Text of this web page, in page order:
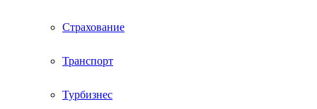
Страхование
Транспорт
Турбизнес